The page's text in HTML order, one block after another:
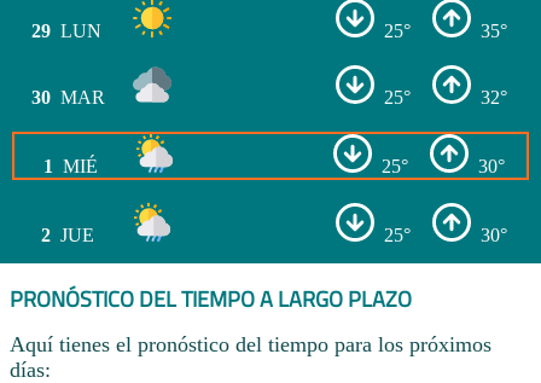
29 LUN 25° 35°
30 MAR 25° 32°
1 MIÉ 25° 30°
2 JUE 25° 30°
PRONÓSTICO DEL TIEMPO A LARGO PLAZO
Aquí tienes el pronóstico del tiempo para los próximos
días: